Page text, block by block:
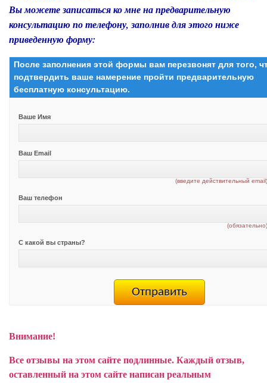
Вы можете записаться ко мне на предварительную
консультацию по телефону, заполнив для этого ниже
приведенную форму:
После заполнения этой формы вам перезвонят для того,
подтвердить ваше намерение пройти предварительную
бесплатную консультацию.
Ваше Имя
Ваш Email
(введите действительный
Ваш телефон
С какой вы страны?
Внимание!
Все отзывы на этом сайте подлинные. Каждый отзыв,
оставленный на этом сайте написан реальным